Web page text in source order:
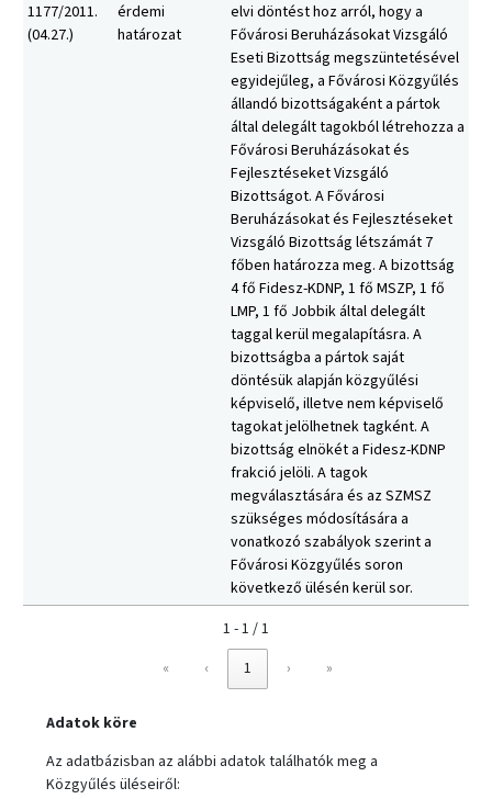
1177/2011.
(04.27.)
érdemi
határozat
elvi döntést hoz arról, hogy a
Fővárosi Beruházásokat Vizsgáló
Eseti Bizottság megszüntetésével
egyidejűleg, a Fővárosi Közgyűlés
állandó bizottságaként a pártok
által delegált tagokból létrehozza a
Fővárosi Beruházásokat és
Fejlesztéseket Vizsgáló
Bizottságot. A Fővárosi
Beruházásokat és Fejlesztéseket
Vizsgáló Bizottság létszámát 7
főben határozza meg. A bizottság
4 fő Fidesz-KDNP, 1 fő MSZP, 1 fő
LMP, 1 fő Jobbik által delegált
taggal kerül megalapításra. A
bizottságba a pártok saját
döntésük alapján közgyűlési
képviselő, illetve nem képviselő
tagokat jelölhetnek tagként. A
bizottság elnökét a Fidesz-KDNP
frakció jelöli. A tagok
megválasztására és az SZMSZ
szükséges módosítására a
vonatkozó szabályok szerint a
Fővárosi Közgyűlés soron
következő ülésén kerül sor.
1 - 1 / 1
«
‹ 1 › »
Adatok köre
Az adatbázisban az alábbi adatok találhatók meg a
Közgyűlés üléseiről: